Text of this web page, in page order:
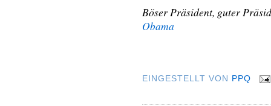
Böser Präsident, guter
Obama
EINGESTELLT VON PPQ